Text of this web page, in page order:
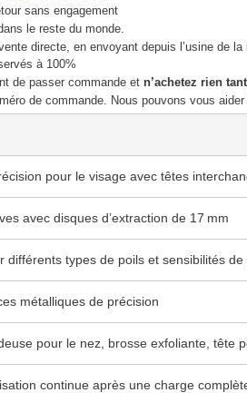
sans engagement
le reste du monde.
directe, en envoyant depuis l’usine de
à 100%
de passer commande et n’achetez rien
de commande. Nous pouvons vous aider
pour le visage avec têtes
avec disques d’extraction de 17 mm
différents types de poils et sensibilités de
métalliques de précision
pour le nez, brosse exfoliante, tête
continue après une charge